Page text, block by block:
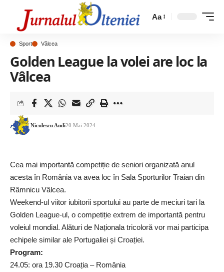
Aa
Sport Vâlcea
Golden League la volei are loc la
Vâlcea
Niculescu Andi20 Mai 2024
Cea mai importantă competiție de seniori organizată anul
acesta în România va avea loc în Sala Sporturilor Traian din
Râmnicu Vâlcea.
Weekend-ul viitor iubitorii sportului au parte de meciuri tari la
Golden League-ul, o competiție extrem de importantă pentru
voleiul mondial. Alături de Naționala tricoloră vor mai participa
echipele similar ale Portugaliei și Croației.
Program:
24.05: ora 19.30 Croația – România